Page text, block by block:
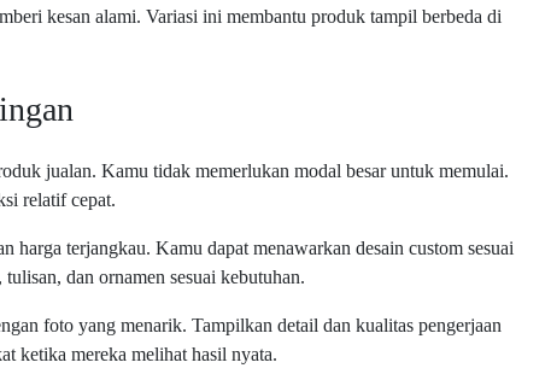
kesan alami. Variasi ini membantu produk tampil berbeda di
jualan. Kamu tidak memerlukan modal besar untuk memulai.
relatif cepat.
harga terjangkau. Kamu dapat menawarkan desain custom sesuai
dan ornamen sesuai kebutuhan.
foto yang menarik. Tampilkan detail dan kualitas pengerjaan
ketika mereka melihat hasil nyata.